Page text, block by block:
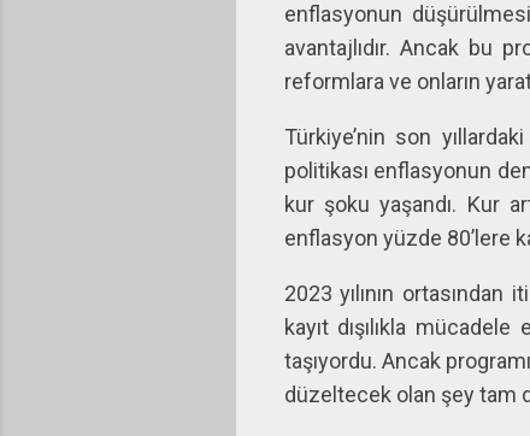
enflasyonun
avantajlıdır. Ancak bu
reformlara ve onların
Türkiye’nin son
politikası enflasyonun
kur şoku yaşandı. Kur
enflasyon yüzde 80’lere
2023 yılının
kayıt dışılıkla
taşıyordu. Ancak
düzeltecek olan şey tam